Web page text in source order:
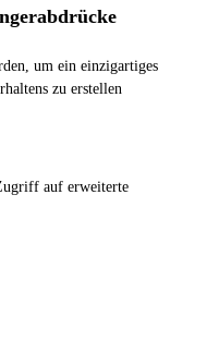
um ein einzigartiges
zu erstellen
auf erweiterte